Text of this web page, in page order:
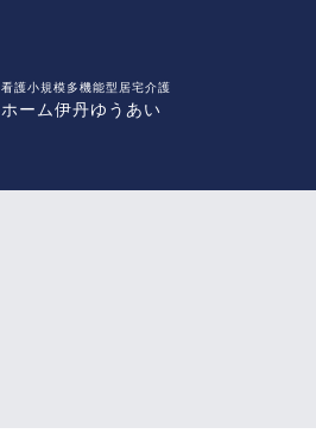
看護小規模多機能型居宅介護
ホーム伊丹ゆうあい